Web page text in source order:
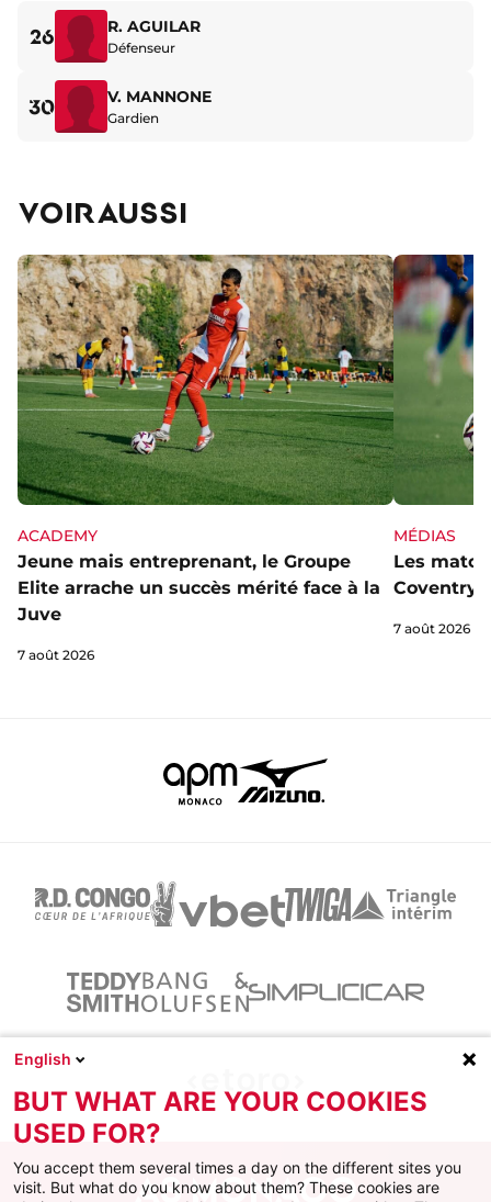
26 R. AGUILAR
Défenseur
30 V. MANNONE
Gardien
VOIR AUSSI
ACADEMY
Jeune mais entreprenant, le Groupe
Elite arrache un succès mérité face à la
Juve
7 août 2026
MÉDIAS
Les
Coventry
7 août 2026
English
BUT WHAT ARE YOUR COOKIES
USED FOR?
You accept them several times a day on the different sites you
visit. But what do you know about them? These cookies are